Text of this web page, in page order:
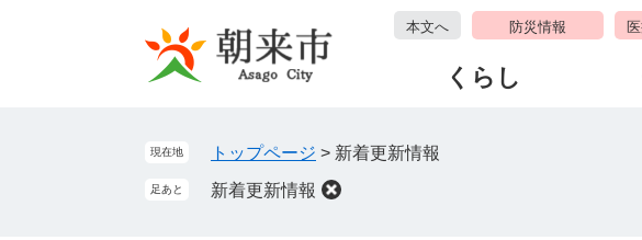
本文へ 防災情報
くらし
現在地 トップページ > 新着更新情報
足あと 新着更新情報